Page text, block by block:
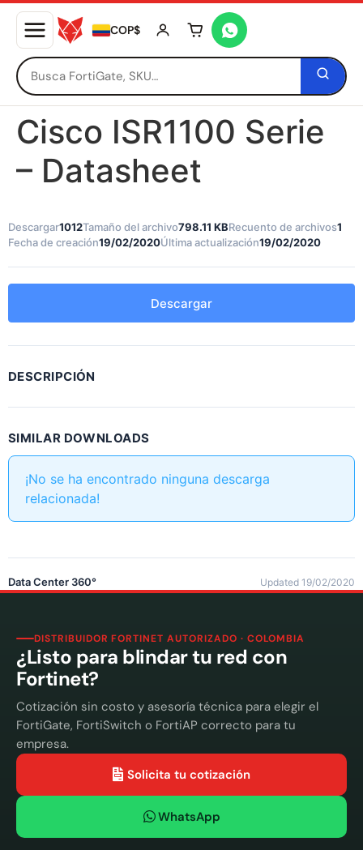
COP$ Tu carrito está vacío
Cisco ISR1100 Serie
– Datasheet
Descargar1012Tamaño del archivo798.11 KBRecuento de archivos1
Fecha de creación19/02/2020Última actualización19/02/2020
Descargar
DESCRIPCIÓN
SIMILAR DOWNLOADS
¡No se ha encontrado ninguna descarga
relacionada!
Data Center 360° Updated 19/02/2020
DISTRIBUIDOR FORTINET AUTORIZADO · COLOMBIA
¿Listo para blindar tu red con
Fortinet?
Cotización sin costo y asesoría técnica para elegir el
FortiGate, FortiSwitch o FortiAP correcto para tu
empresa.
Solicita tu cotización
WhatsApp